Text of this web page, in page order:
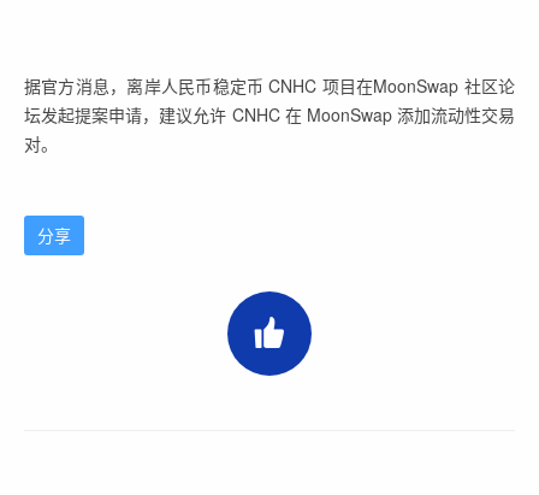
据官方消息，离岸人民币稳定币 CNHC 项目在MoonSwap 社区论
坛发起提案申请，建议允许 CNHC 在 MoonSwap 添加流动性交易
对。
分享